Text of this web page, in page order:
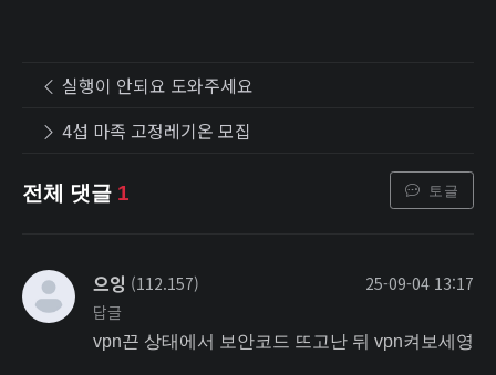
실행이 안되요 도와주세요
4섭 마족 고정레기온 모집
전체 댓글 1 토글
으잉 (112.157)
25-09-04 13:17
답글
vpn끈 상태에서 보안코드 뜨고난 뒤 vpn켜보세영